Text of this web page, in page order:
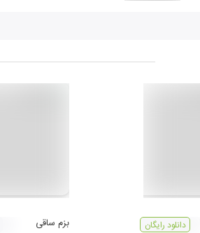
دانلود رایگان بزم ساقی